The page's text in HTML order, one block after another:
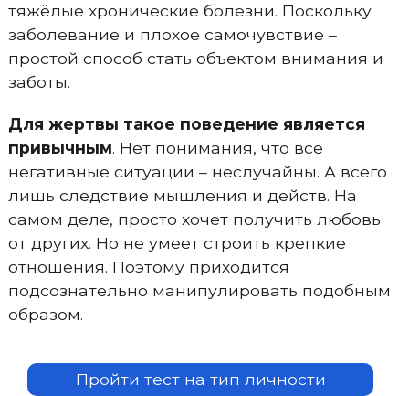
тяжёлые хронические болезни. Поскольку
заболевание и плохое самочувствие –
простой способ стать объектом внимания и
заботы.
Для жертвы такое поведение является
привычным. Нет понимания, что все
негативные ситуации – неслучайны. А всего
лишь следствие мышления и действ. На
самом деле, просто хочет получить любовь
от других. Но не умеет строить крепкие
отношения. Поэтому приходится
подсознательно манипулировать подобным
образом.
Пройти тест на тип личности